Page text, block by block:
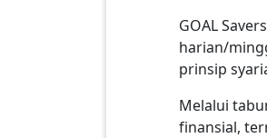
GOAL
harian/
prinsip
Melalui
finansial,